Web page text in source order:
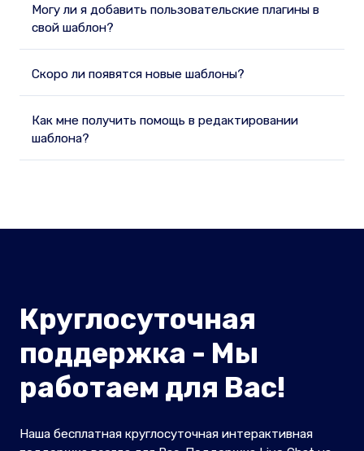
Могу ли я добавить пользовательские плагины в
свой шаблон?
Скоро ли появятся новые шаблоны?
Как мне получить помощь в редактировании
шаблона?
Круглосуточная
поддержка - Мы
работаем для Вас!
Наша бесплатная круглосуточная интерактивная